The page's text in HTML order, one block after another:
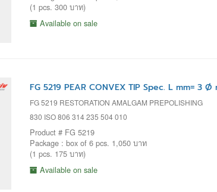
(1 pcs. 300 บาท)
Available on sale
FG 5219 PEAR CONVEX TIP Spec. L mm= 3 Ø
FG 5219 RESTORATION AMALGAM PREPOLISHING
830 ISO 806 314 235 504 010
Product # FG 5219
Package : box of 6 pcs. 1,050 บาท
(1 pcs. 175 บาท)
Available on sale